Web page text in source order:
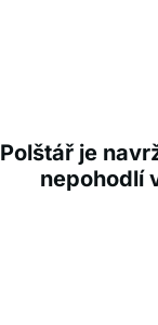
Polštář je
nepohodlí